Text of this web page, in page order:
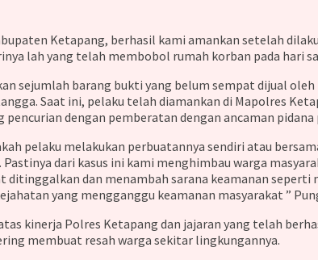
Ketapang, berhasil kami amankan setelah
lah yang telah membobol rumah korban pada hari
sejumlah barang bukti yang belum sempat dijual oleh
Saat ini, pelaku telah diamankan di Mapolres
dengan pemberatan dengan ancaman
pelaku melakukan perbuatannya sendiri atau
dari kasus ini kami menghimbau warga
dan menambah sarana keamanan seperti
yang mengganggu keamanan masyarakat ”
kinerja Polres Ketapang dan jajaran yang telah
membuat resah warga sekitar lingkungannya.